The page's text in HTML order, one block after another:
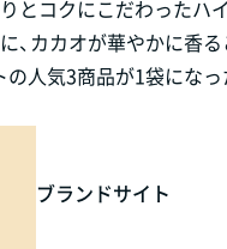
とコクにこだわったハ
、カカオが華やかに香
人気3商品が1袋にな
ブランドサイト